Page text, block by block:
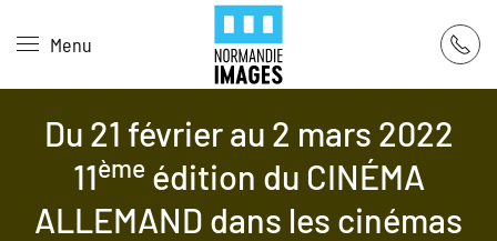
Skip to main content
Menu
Du 21 février au 2 mars 2022
11ème édition du CINÉMA
ALLEMAND dans les cinémas
Panneau de gestion des cookies